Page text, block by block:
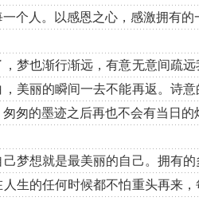
个人。以感恩之心，感激拥有的
也渐行渐远，有意无意间疏远
美丽的瞬间一去不能再返。诗
匆的墨迹之后再也不会有当日的
想就是最美丽的自己。拥有的
人生的任何时候都不怕重头再来